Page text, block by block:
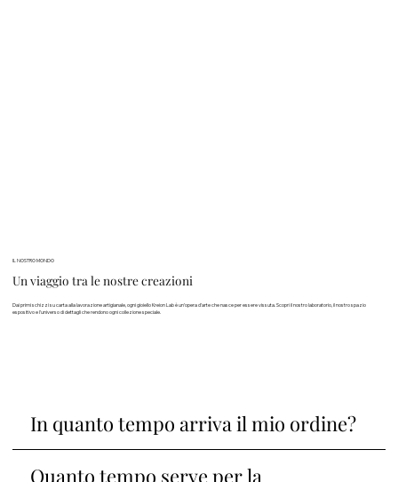
IL NOSTRO MONDO
Un viaggio tra le nostre creazioni
Dai primi schizzi su carta alla lavorazione artigianale, ogni gioiello Kreion Lab è un’opera d’arte che nasce per essere vissuta. Scopri il nostro laboratorio, il nostro spazio
espositivo e l’universo di dettagli che rendono ogni collezione speciale.
In quanto tempo arriva il mio ordine?
Quanto tempo serve per la